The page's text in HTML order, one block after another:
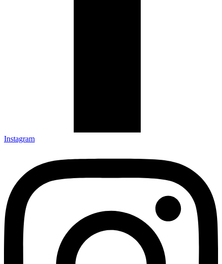
Instagram